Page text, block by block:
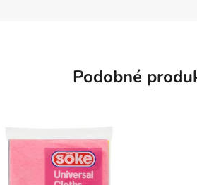
Podobné